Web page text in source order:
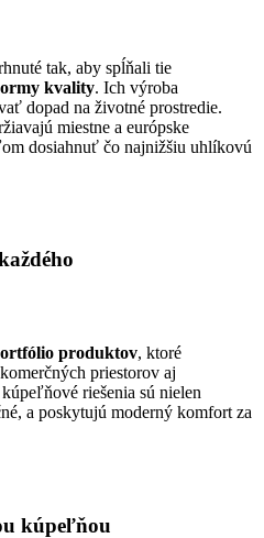
tak, aby spĺňali tie
kvality. Ich výroba
dopad na životné prostredie.
miestne a európske
dosiahnuť čo najnižšiu uhlíkovú
produktov, ktoré
priestorov aj
riešenia sú nielen
a poskytujú moderný komfort za
kúpeľňou